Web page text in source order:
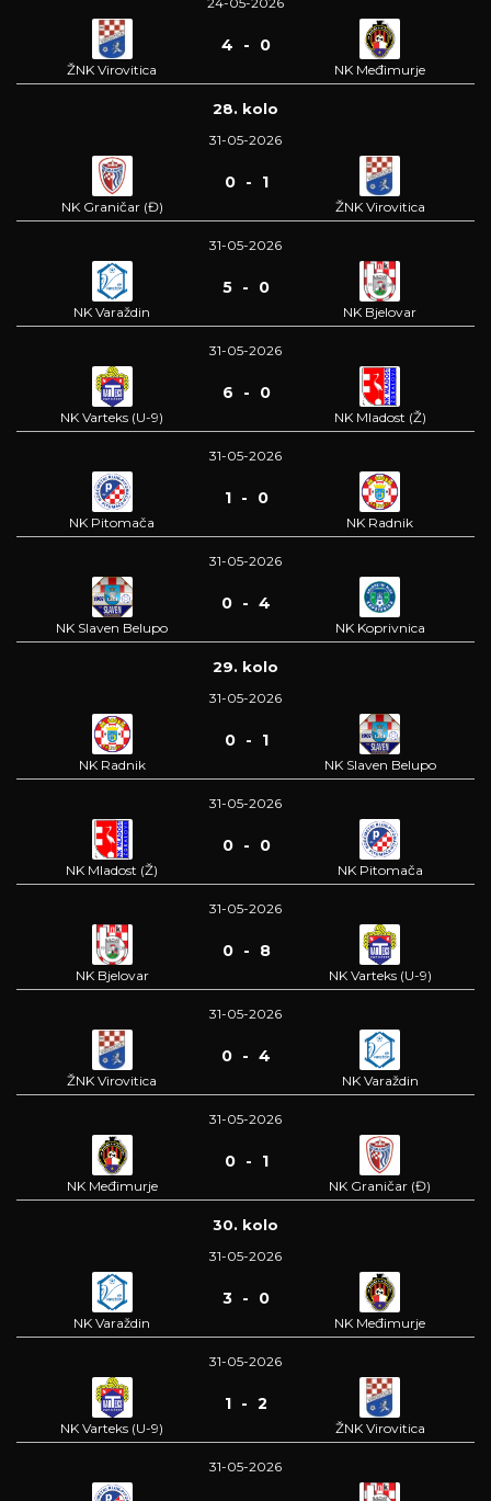
ŽNK Virovitica
4 - 0
NK Međimurje
28. kolo
31-05-2026
NK Graničar (Đ)
0 - 1
ŽNK Virovitica
31-05-2026
NK Varaždin
5 - 0
NK Bjelovar
31-05-2026
NK Varteks (U-9)
6 - 0
NK Mladost (Ž)
31-05-2026
NK Pitomača
1 - 0
NK Radnik
31-05-2026
NK Slaven Belupo
0 - 4
NK Koprivnica
29. kolo
31-05-2026
NK Radnik
0 - 1
NK Slaven Belupo
31-05-2026
NK Mladost (Ž)
0 - 0
NK Pitomača
31-05-2026
NK Bjelovar
0 - 8
NK Varteks (U-9)
31-05-2026
ŽNK Virovitica
0 - 4
NK Varaždin
31-05-2026
NK Međimurje
0 - 1
NK Graničar (Đ)
30. kolo
31-05-2026
NK Varaždin
3 - 0
NK Međimurje
31-05-2026
NK Varteks (U-9)
1 - 2
ŽNK Virovitica
31-05-2026